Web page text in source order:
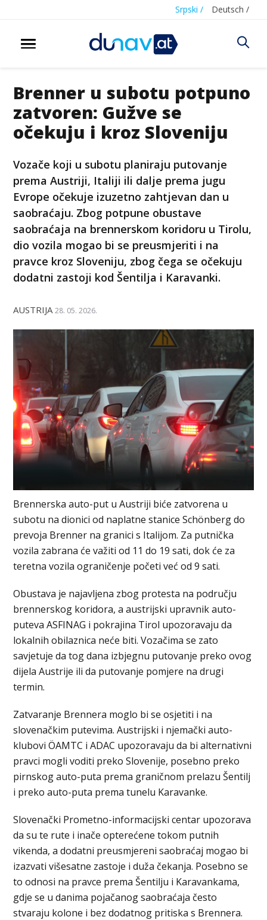
Srpski / Deutsch /
Brenner u subotu potpuno
zatvoren: Gužve se
očekuju i kroz Sloveniju
Vozače koji u subotu planiraju putovanje
prema Austriji, Italiji ili dalje prema jugu
Evrope očekuje izuzetno zahtjevan dan u
saobraćaju. Zbog potpune obustave
saobraćaja na brennerskom koridoru u Tirolu,
dio vozila mogao bi se preusmjeriti i na
pravce kroz Sloveniju, zbog čega se očekuju
dodatni zastoji kod Šentilja i Karavanki.
AUSTRIJA 28. 05. 2026.
Brennerska auto-put u Austriji biće zatvorena u
subotu na dionici od naplatne stanice Schönberg do
prevoja Brenner na granici s Italijom. Za putnička
vozila zabrana će važiti od 11 do 19 sati, dok će za
teretna vozila ograničenje početi već od 9 sati.
Obustava je najavljena zbog protesta na području
brennerskog koridora, a austrijski upravnik auto-
puteva ASFINAG i pokrajina Tirol upozoravaju da
lokalnih obilaznica neće biti. Vozačima se zato
savjetuje da tog dana izbjegnu putovanje preko ovog
dijela Austrije ili da putovanje pomjere na drugi
termin.
Zatvaranje Brennera moglo bi se osjetiti i na
slovenačkim putevima. Austrijski i njemački auto-
klubovi ÖAMTC i ADAC upozoravaju da bi alternativni
pravci mogli voditi preko Slovenije, posebno preko
pirnskog auto-puta prema graničnom prelazu Šentilj
i preko auto-puta prema tunelu Karavanke.
Slovenački Prometno-informacijski centar upozorava
da su te rute i inače opterećene tokom putnih
vikenda, a dodatni preusmjereni saobraćaj mogao bi
izazvati višesatne zastoje i duža čekanja. Posebno se
to odnosi na pravce prema Šentilju i Karavankama,
gdje se u danima pojačanog saobraćaja često
stvaraju kolone i bez dodatnog pritiska s Brennera.